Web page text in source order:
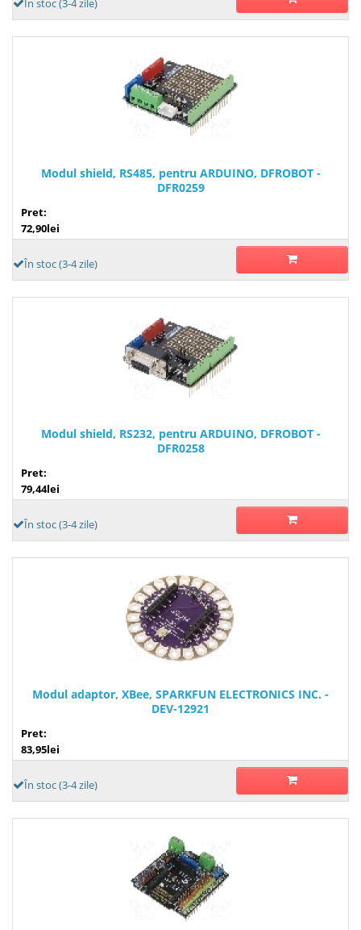
În stoc (3-4 zile)
Modul shield, RS485, pentru ARDUINO, DFROBOT -
DFR0259
Pret:
72,90lei
În stoc (3-4 zile)
Modul shield, RS232, pentru ARDUINO, DFROBOT -
DFR0258
Pret:
79,44lei
În stoc (3-4 zile)
Modul adaptor, XBee, SPARKFUN ELECTRONICS INC. -
DEV-12921
Pret:
83,95lei
În stoc (3-4 zile)